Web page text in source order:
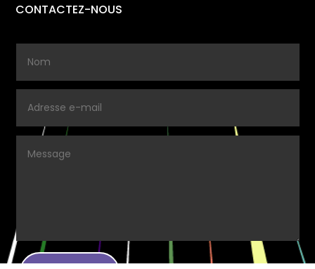
CONTACTEZ-NOUS